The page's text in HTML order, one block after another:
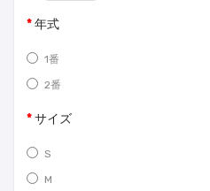
年式
1番
2番
サイズ
S
M